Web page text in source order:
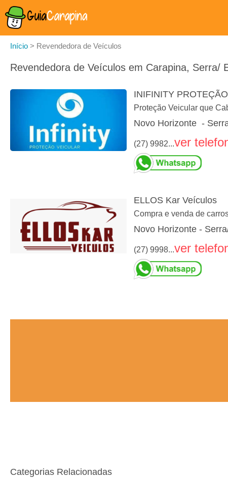
Início > Revendedora de Veículos
Revendedora de Veículos em Carapina, Serra/
INIFINITY
Proteção Veicular que
Novo Horizonte -
(27) 9982...ver
ELLOS Kar Veículos
Compra e venda de
Novo Horizonte -
(27) 9998...ver
Categorias Relacionadas